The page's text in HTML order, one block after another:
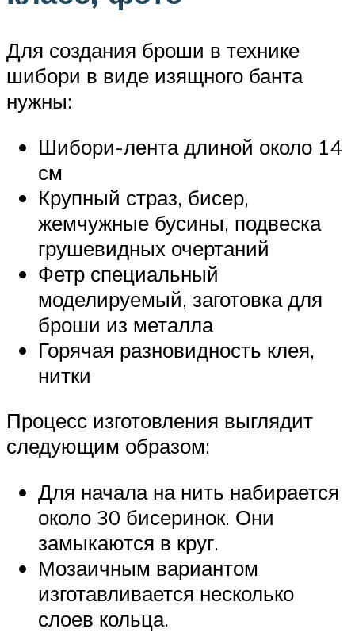
Для создания броши в технике
шибори в виде изящного банта
нужны:
Шибори-лента длиной около 14
см
Крупный страз, бисер,
жемчужные бусины, подвеска
грушевидных очертаний
Фетр специальный
моделируемый, заготовка для
броши из металла
Горячая разновидность клея,
нитки
Процесс изготовления выглядит
следующим образом:
Для начала на нить набирается
около 30 бисеринок. Они
замыкаются в круг.
Мозаичным вариантом
изготавливается несколько
слоев кольца.